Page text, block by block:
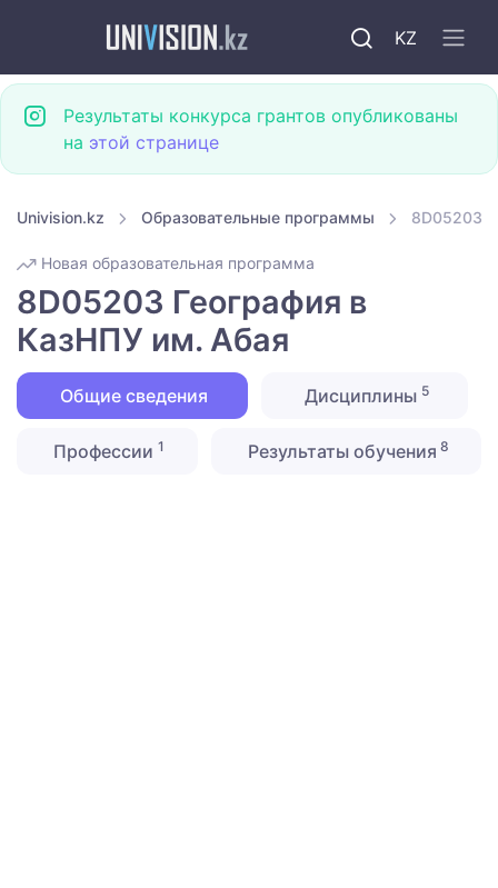
KZ
Результаты конкурса грантов опубликованы
на этой странице
Univision.kz Образовательные программы 8D05203
Новая образовательная программа
8D05203 География в
КазНПУ им. Абая
Общие сведения Дисциплины 5
Профессии1 Результаты обучения 8